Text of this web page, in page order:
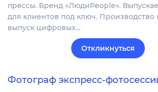
прессы. Бренд «ЛюдиPeople».
для клиентов под ключ. Производство
выпуск цифровых…
Откликнуться
Фотограф экспресс-